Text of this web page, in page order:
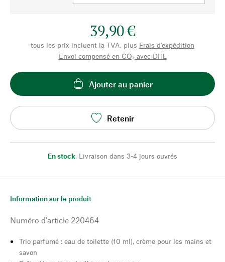
39,90 €
tous les prix incluent la TVA, plus Frais d'expédition
Envoi compensé en CO₂ avec DHL
Ajouter au panier
Retenir
En stock, Livraison dans 3-4 jours ouvrés
Information sur le produit
Numéro d'article 220464
Trio parfumé : eau de toilette (10 ml), crème pour les mains et
savon